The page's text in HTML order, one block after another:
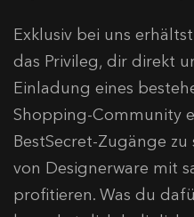
Exklusiv bei uns
das Privileg, dir direkt
Einladung eines
Shopping-Community
BestSecret-Zugänge
von Designerware mit
profitieren. Was du